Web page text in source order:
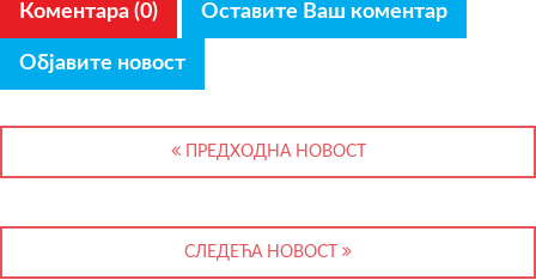
Коментара (0) Оставите Ваш коментар
Објавите новост
ПРЕДХОДНА НОВОСТ
СЛЕДЕЋА НОВОСТ